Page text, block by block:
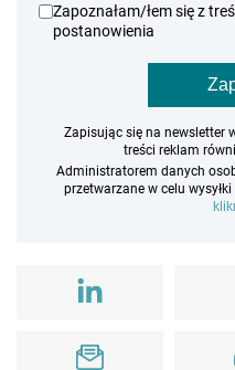
Zapoznałam/łem się z
postanowienia
Zapisując się na newsletter
treści reklam
Administratorem danych
przetwarzane w celu